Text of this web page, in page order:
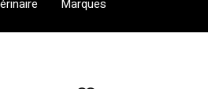
Marques